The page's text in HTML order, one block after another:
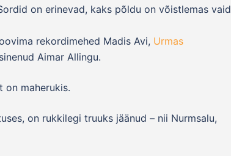
on erinevad, kaks põldu on võistlemas vaid
rekordimehed Madis Avi, Urmas
Aimar Allingu.
on maherukis.
on rukkilegi truuks jäänud – nii Nurmsalu,